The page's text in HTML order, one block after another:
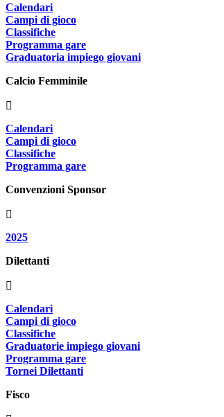
Calendari
Campi di gioco
Classifiche
Programma gare
Graduatoria impiego giovani
Calcio Femminile
Calendari
Campi di gioco
Classifiche
Programma gare
Convenzioni Sponsor
2025
Dilettanti
Calendari
Campi di gioco
Classifiche
Graduatorie impiego giovani
Programma gare
Tornei Dilettanti
Fisco